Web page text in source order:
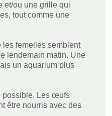
et/ou une grille qui
tout comme une
les femelles semblent
lendemain matin. Une
un aquarium plus
possible. Les œufs
être nourris avec des